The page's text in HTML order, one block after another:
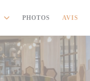
PHOTOS AVIS